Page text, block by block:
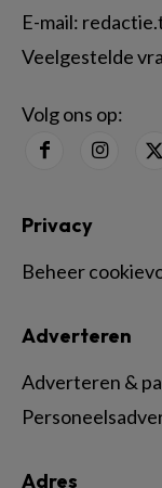
E-mail:
Veelgestelde
Volg ons op:
Adres
Adverteren
Adverteren &
Privacy
Beheer